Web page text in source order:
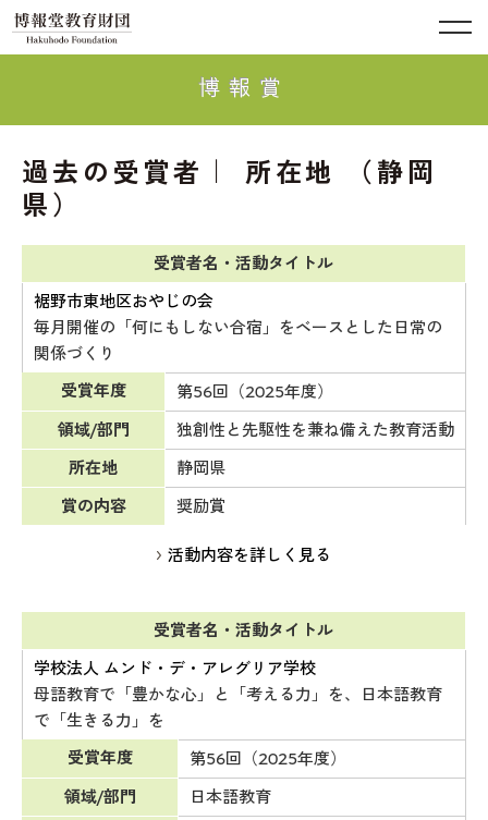
博報賞
過去の受賞者｜ 所在地 （静岡
県）
受賞者名・活動タイトル
裾野市東地区おやじの会
毎月開催の「何にもしない合宿」をベースとした日常の
関係づくり
受賞年度
第56回（2025年度）
領域/部門
独創性と先駆性を兼ね備えた教育活動
所在地
静岡県
賞の内容
奨励賞
活動内容を詳しく見る
受賞者名・活動タイトル
学校法人 ムンド・デ・アレグリア学校
母語教育で「豊かな心」と「考える力」を、日本語教育
で「生きる力」を
受賞年度
第56回（2025年度）
領域/部門
日本語教育